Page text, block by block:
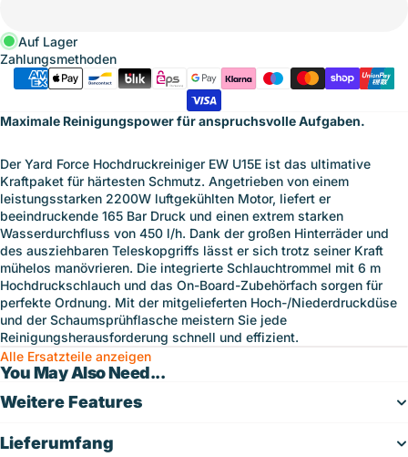
Auf Lager
Zahlungsmethoden
Maximale Reinigungspower für anspruchsvolle Aufgaben.
Der Yard Force Hochdruckreiniger EW U15E ist das ultimative
Kraftpaket für härtesten Schmutz. Angetrieben von einem
leistungsstarken 2200W luftgekühlten Motor, liefert er
beeindruckende 165 Bar Druck und einen extrem starken
Wasserdurchfluss von 450 l/h. Dank der großen Hinterräder und
des ausziehbaren Teleskopgriffs lässt er sich trotz seiner Kraft
mühelos manövrieren. Die integrierte Schlauchtrommel mit 6 m
Hochdruckschlauch und das On-Board-Zubehörfach sorgen für
perfekte Ordnung. Mit der mitgelieferten Hoch-/Niederdruckdüse
und der Schaumsprühflasche meistern Sie jede
Reinigungsherausforderung schnell und effizient.
Alle Ersatzteile anzeigen
You May Also Need...
Weitere Features
Lieferumfang